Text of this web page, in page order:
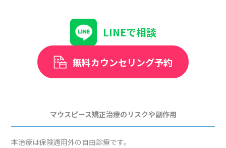
LINEで相談
無料カウンセリング予約
マウスピース矯正治療のリスクや副作用
本治療は保険適用外の自由診療です。